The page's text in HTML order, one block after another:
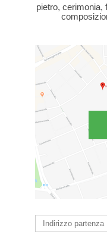
pietro, cerimonia,